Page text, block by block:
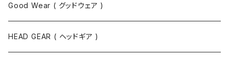
パーカ
ジャケット
ソックス
Good Wear ( グッドウェア )
HEAD GEAR ( ヘッドギア )